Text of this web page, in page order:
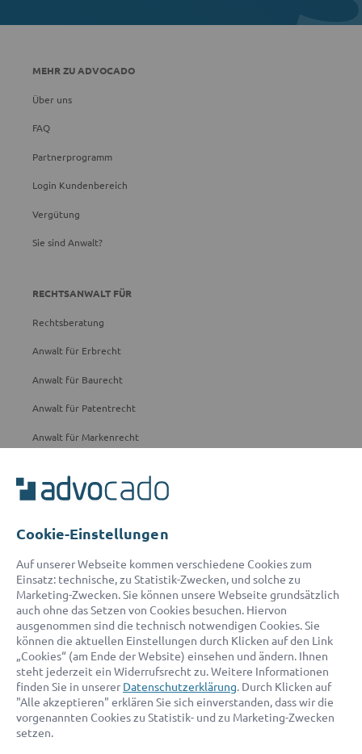
MEHR ZU ADVOCADO
Über uns
FAQ
Partnerprogramm
Login Kundenbereich
Vergütung
Sie sind Anwalt?
RECHTSANWALT FÜR
Rechtsberatung
Anwalt für Erbrecht
Anwalt für Baurecht
Anwalt für Patentrecht
Anwalt für Markenrecht
Anwalt für Immobilienrecht
ADVOCADO ERSTEINSCHÄTZUNG
Wichtig: Für eine kostenlose Ersteinschätzung* durch eine:n advocado
Partner-Anwält:in nutzen Sie bitte unseren einfachen & schnellen
Online-Prozess.
*Die Ersteinschätzung erfolgt nach erfolgreicher Weiterleitung an
einen Partner-Anwalt werktags (außer samstags) zwischen 9:00 und
18:00 Uhr.
ADVOCADO SERVICE
Cookie-Einstellungen
Auf unserer Webseite kommen verschiedene Cookies zum
Einsatz: technische, zu Statistik-Zwecken, und solche zu
Marketing-Zwecken. Sie können unsere Webseite grundsätzlich
auch ohne das Setzen von Cookies besuchen. Hiervon
ausgenommen sind die technisch notwendigen Cookies. Sie
können die aktuellen Einstellungen durch Klicken auf den Link
„Cookies“ (am Ende der Website) einsehen und ändern. Ihnen
steht jederzeit ein Widerrufsrecht zu. Weitere Informationen
finden Sie in unserer Datenschutzerklärung. Durch Klicken auf
"Alle akzeptieren" erklären Sie sich einverstanden, dass wir die
vorgenannten Cookies zu Statistik- und zu Marketing-Zwecken
setzen.